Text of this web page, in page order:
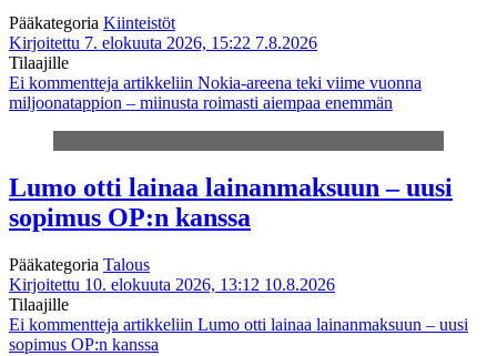
Pääkategoria Kiinteistöt
Kirjoitettu 7. elokuuta 2026, 15:22 7.8.2026
Tilaajille
Ei kommentteja artikkeliin Nokia-areena teki viime vuonna
miljoonatappion – miinusta roimasti aiempaa enemmän
Lumo otti lainaa lainanmaksuun – uusi
sopimus OP:n kanssa
Pääkategoria Talous
Kirjoitettu 10. elokuuta 2026, 13:12 10.8.2026
Tilaajille
Ei kommentteja artikkeliin Lumo otti lainaa lainanmaksuun – uusi
sopimus OP:n kanssa